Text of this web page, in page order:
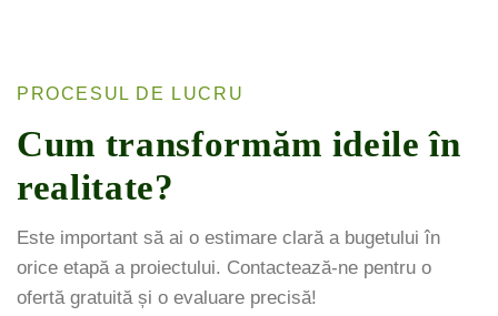
PROCESUL DE LUCRU
Cum transformăm ideile în
realitate?
Este important să ai o estimare clară a bugetului în
orice etapă a proiectului. Contactează-ne pentru o
ofertă gratuită și o evaluare precisă!